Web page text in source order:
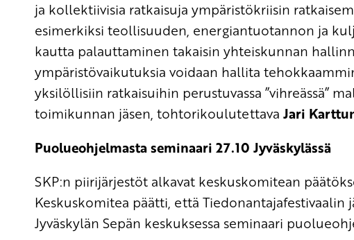
ja kollektiivisia ratkaisuja ympäristökriisin
esimerkiksi teollisuuden, energiantuotannon ja
kautta palauttaminen takaisin yhteiskunnan
ympäristövaikutuksia voidaan hallita
yksilöllisiin ratkaisuihin perustuvassa ”vihreässä”
toimikunnan jäsen, tohtorikoulutettava Jari
Puolueohjelmasta seminaari 27.10 Jyväskylässä
SKP:n piirijärjestöt alkavat keskuskomitean
Keskuskomitea päätti, että Tiedonantajafestivaalin
Jyväskylän Sepän keskuksessa seminaari